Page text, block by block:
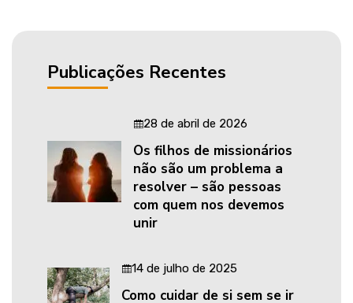
Publicações Recentes
28 de abril de 2026
Os filhos de missionários
não são um problema a
resolver – são pessoas
com quem nos devemos
unir
14 de julho de 2025
Como cuidar de si sem se ir